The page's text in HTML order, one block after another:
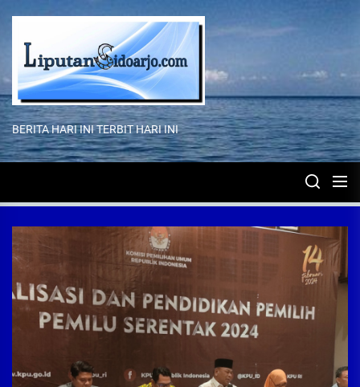
content
BERITA HARI INI TERBIT HARI INI